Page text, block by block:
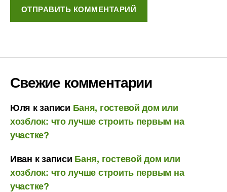
Свежие комментарии
Юля к записи Баня, гостевой дом или
хозблок: что лучше строить первым на
участке?
Иван к записи Баня, гостевой дом или
хозблок: что лучше строить первым на
участке?